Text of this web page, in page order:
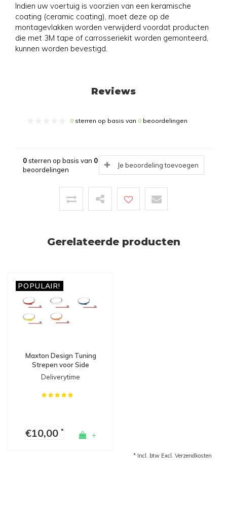
Indien uw voertuig is voorzien van een keramische
coating (ceramic coating), moet deze op de
montagevlakken worden verwijderd voordat producten
die met 3M tape of carrosseriekit worden gemonteerd,
kunnen worden bevestigd.
Reviews
0 sterren op basis van 0 beoordelingen
0sterren op basis van 0
beoordelingen
Je beoordeling toevoegen
Gerelateerde producten
POPULAIR!
Maxton Design Tuning
Strepen voor Side
Skirts, Diffusers &
Splitters
Deliverytime
€10,00* +
* Incl. btw Excl. Verzendkosten